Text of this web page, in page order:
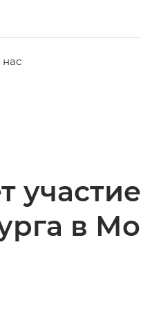
в